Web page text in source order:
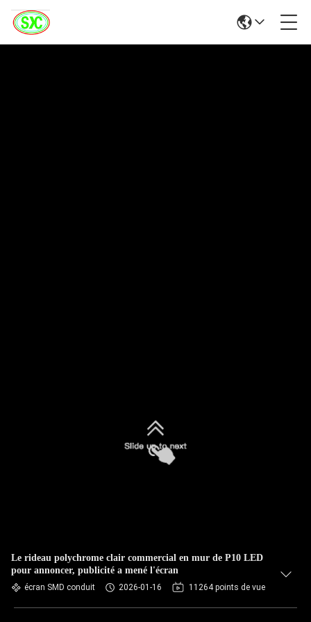
Le rideau polychrome clair commercial en mur de P10 LED
pour annoncer, publicité a mené l'écran
écran SMD conduit 2026-01-16 11264 points de vue